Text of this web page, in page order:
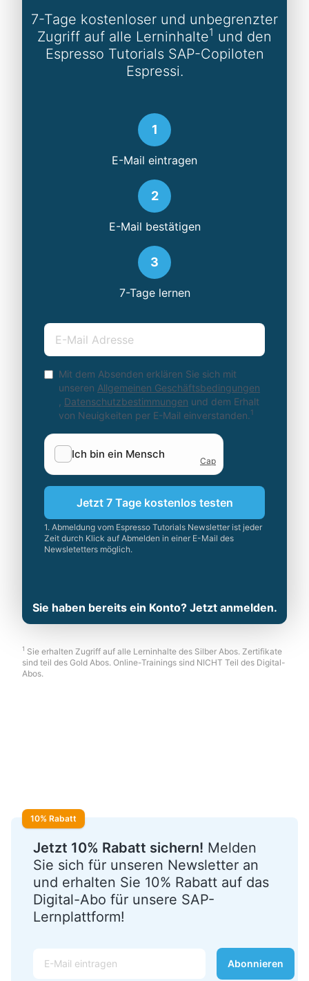
7-Tage kostenloser und unbegrenzter
Zugriff auf alle Lerninhalte1 und den
Espresso Tutorials SAP-Copiloten
Espressi.
1
E-Mail eintragen
2
E-Mail bestätigen
3
7-Tage lernen
E-Mail
Mit dem Absenden erklären Sie sich mit
unseren Allgemeinen Geschäftsbedingungen
Datenschutzbestimmungen und dem Erhalt
von Neuigkeiten per E-Mail einverstanden. 1
Jetzt 7 Tage kostenlos testen
1. Abmeldung vom Espresso Tutorials Newsletter ist jeder
Zeit durch Klick auf Abmelden in einer E-Mail des
Newsletetters möglich.
Sie haben bereits ein Konto? Jetzt anmelden.
1 Sie erhalten Zugriff auf alle Lerninhalte des Silber Abos. Zertifikate
sind teil des Gold Abos. Online-Trainings sind NICHT Teil des Digital-
Abos.
10% Rabatt
Jetzt 10% Rabatt sichern! Melden
Sie sich für unseren Newsletter an
und erhalten Sie 10% Rabatt auf das
Digital-Abo für unsere SAP-
Lernplattform!
Abonnieren